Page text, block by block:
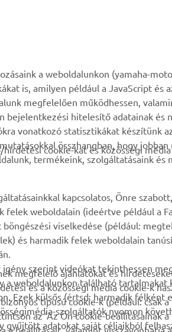
Alkatrész katalógus
Karbantartásra vonatkozó
foglalás
Márkakereskedő kereső
Akkumulátorok
kezeléséről
a weboldalunkon (yamaha-
is, amilyen például a JavaScript és
megfelelően működhessen,
bejelentkezési hitelesítő adatainak és
vonatkozó statisztikákat készítünk
összhangban, hogy jobban
termékeink, szolgáltatásaink és
cookie-kat és közösségi
kapcsolatos, Önre
weboldalain (ideértve például a
viselkedése (például:
és harmadik felek weboldalain
szerint videókat tekinthessen
a weboldalunkon található tartalmakat
Ezek külsős (értsd: harmadik félként
szolgáltatók nyomon
adatokat saját céljaikból
megfelelő ajánlatokat és
és a közösségi média cookie-k
típusú cookie-k (például: csak
az ‘Az Ön cookie-beállításainak a
beállításait, valamint visszavonhatja